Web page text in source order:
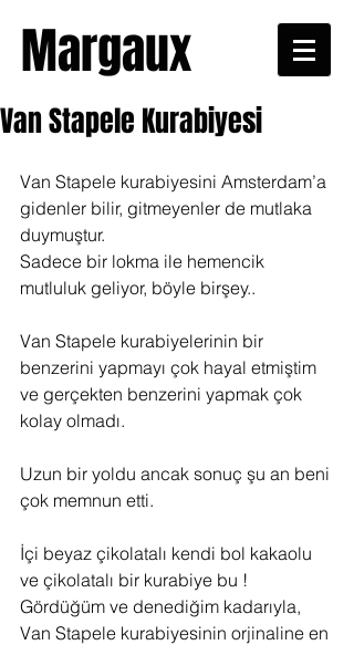
Margaux
Van Stapele Kurabiyesi
Van Stapele kurabiyesini Amsterdam’a
gidenler bilir, gitmeyenler de mutlaka
duymuştur.
Sadece bir lokma ile hemencik
mutluluk geliyor, böyle birşey..
Van Stapele kurabiyelerinin bir
benzerini yapmayı çok hayal etmiştim
ve gerçekten benzerini yapmak çok
kolay olmadı.
Uzun bir yoldu ancak sonuç şu an beni
çok memnun etti.
İçi beyaz çikolatalı kendi bol kakaolu
ve çikolatalı bir kurabiye bu !
Gördüğüm ve denediğim kadarıyla,
Van Stapele kurabiyesinin orjinaline en